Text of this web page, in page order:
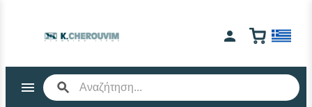
περιεχόμενο